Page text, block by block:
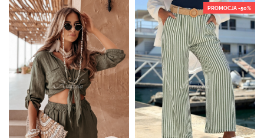
PROMOCJA -50%